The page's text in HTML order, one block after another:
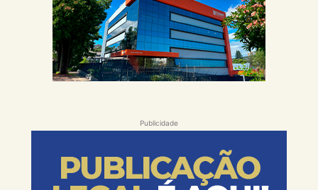
Publicidade